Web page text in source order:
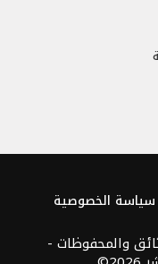
سياسة الخصوصية
والمحفوظات -